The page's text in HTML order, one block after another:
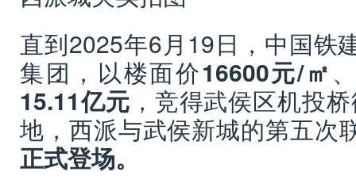
直到2025年6月19日，中国铁
集团，以楼面价16600元/㎡
15.11亿元 ，竞得武侯区机投
地，西派与武侯新城的第五
正式登场。